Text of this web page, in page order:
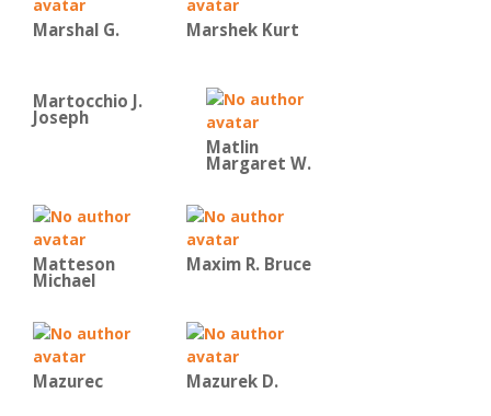
Marshal G. Marshek Kurt
Martocchio J.
Joseph
Matlin
Margaret W.
Matteson
Michael
Maxim R. Bruce
Mazurec Mazurek D.